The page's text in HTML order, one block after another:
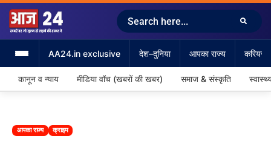
AA24.in exclusive देश–दुनिया आपका राज्य करियर
कानून व न्याय मीडिया वॉच (खबरों की खबर) समाज & संस्कृति
आपका राज्य क्राइम